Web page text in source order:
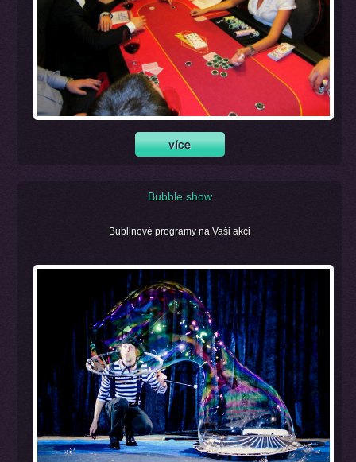
Bubble show
Bublinové programy na Vaši akci